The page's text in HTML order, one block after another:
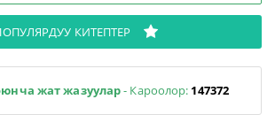
КИТЕПТЕР
жат жазуулар- Кароолор: 147372